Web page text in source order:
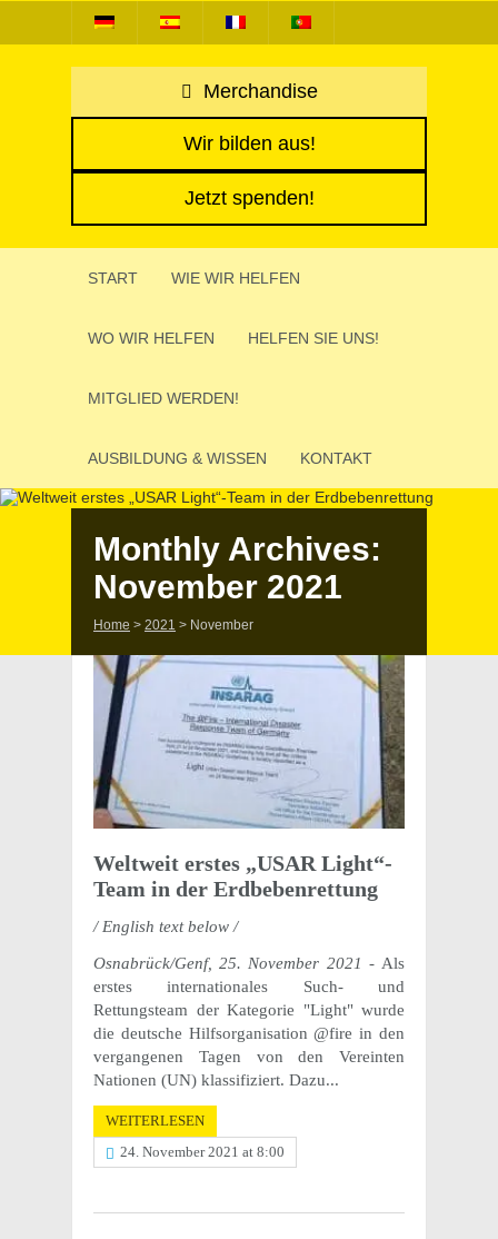
Merchandise
Wir bilden aus!
Jetzt spenden!
START WIE WIR HELFEN
WO WIR HELFEN HELFEN SIE UNS!
MITGLIED WERDEN!
AUSBIL­DUNG & WISSEN KONTAKT
Monthly Archives:
November 2021
Home > 2021 > November
Welt­weit erstes „USAR Light“-
Team in der Erdbebenrettung
/ English text below /
Osnabrück/Genf, 25. November 2021 - Als
erstes internationales Such- und
Rettungsteam der Kategorie "Light" wurde
die deutsche Hilfsorganisation @fire in den
vergangenen Tagen von den Vereinten
Nationen (UN) klassifiziert. Dazu...
WEITERLESEN
24. November 2021 at 8:00